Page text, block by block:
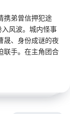
携弟曾信押犯途
入风波。城内怪事
晟、身份成谜的夜
联手。在主角团合